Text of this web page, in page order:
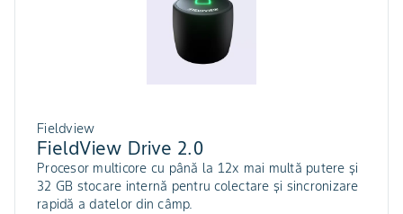
Fieldview
FieldView Drive 2.0
Procesor multicore cu până la 12x mai multă putere și
32 GB stocare internă pentru colectare și sincronizare
rapidă a datelor din câmp.